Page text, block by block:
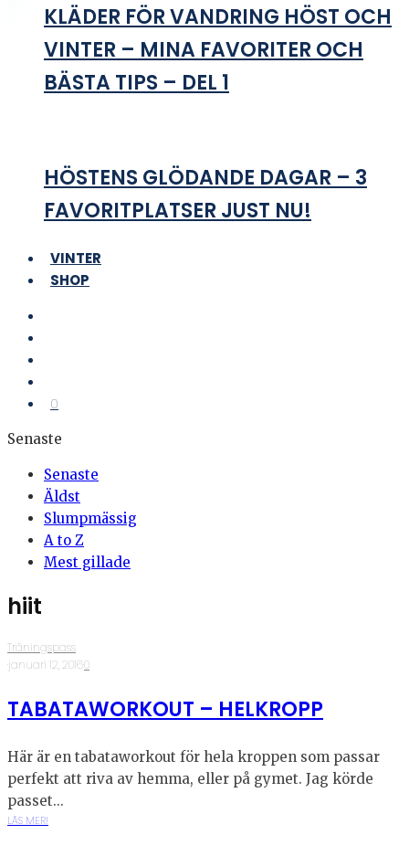
KLÄDER FÖR VANDRING HÖST OCH
VINTER – MINA FAVORITER OCH
BÄSTA TIPS – DEL 1
HÖSTENS GLÖDANDE DAGAR – 3
FAVORITPLATSER JUST NU!
VINTER
SHOP
0
Senaste
Senaste
Äldst
Slumpmässig
A to Z
Mest gillade
hiit
Träningspass
·januari 12, 2016·0
TABATAWORKOUT – HELKROPP
Här är en tabataworkout för hela kroppen som passar
perfekt att riva av hemma, eller på gymet. Jag körde
passet...
LÄS MER!